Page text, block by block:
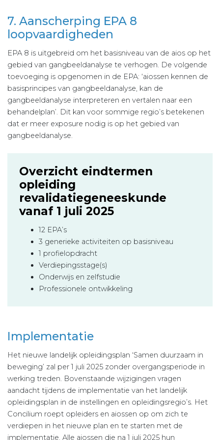
7. Aanscherping EPA 8
loopvaardigheden
EPA 8 is uitgebreid om het basisniveau van de aios op het
gebied van gangbeeldanalyse te verhogen. De volgende
toevoeging is opgenomen in de EPA: ‘aiossen kennen de
basisprincipes van gangbeeldanalyse, kan de
gangbeeldanalyse interpreteren en vertalen naar een
behandelplan’. Dit kan voor sommige regio’s betekenen
dat er meer exposure nodig is op het gebied van
gangbeeldanalyse.
Overzicht eindtermen
opleiding
revalidatiegeneeskunde
vanaf 1 juli 2025
12 EPA’s
3 generieke activiteiten op basisniveau
1 profielopdracht
Verdiepingsstage(s)
Onderwijs en zelfstudie
Professionele ontwikkeling
Implementatie
Het nieuwe landelijk opleidingsplan ‘Samen duurzaam in
beweging’ zal per 1 juli 2025 zonder overgangsperiode in
werking treden. Bovenstaande wijzigingen vragen
aandacht tijdens de implementatie van het landelijk
opleidingsplan in de instellingen en opleidingsregio’s. Het
Concilium roept opleiders en aiossen op om zich te
verdiepen in het nieuwe plan en te starten met de
implementatie. Alle aiossen die na 1 juli 2025 hun